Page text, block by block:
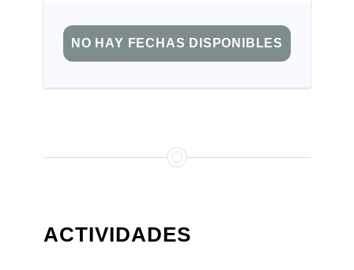
NO HAY FECHAS DISPONIBLES
ACTIVIDADES